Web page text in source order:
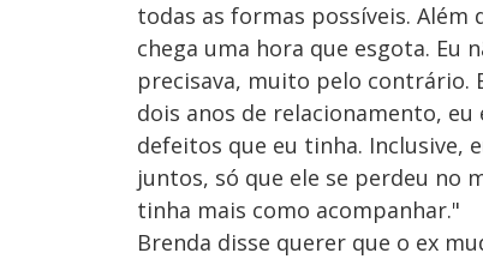
todas as formas possíveis. Além
chega uma hora que esgota. Eu
precisava, muito pelo contrário.
dois anos de relacionamento,
defeitos que eu tinha. Inclusive,
juntos, só que ele se perdeu no
tinha mais como acompanhar."
Brenda disse querer que o ex